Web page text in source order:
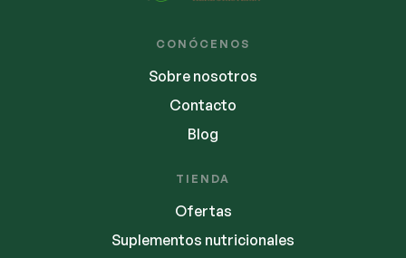
CONÓCENOS
Sobre nosotros
Contacto
Blog
TIENDA
Ofertas
Suplementos nutricionales